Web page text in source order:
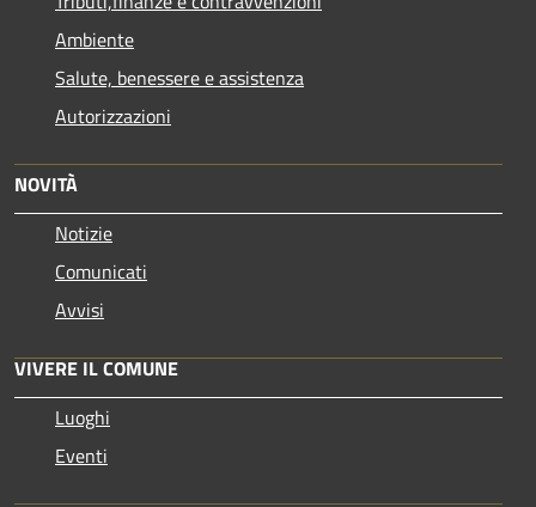
Ambiente
Salute, benessere e assistenza
Autorizzazioni
NOVITÀ
Notizie
Comunicati
Avvisi
VIVERE IL COMUNE
Luoghi
Eventi